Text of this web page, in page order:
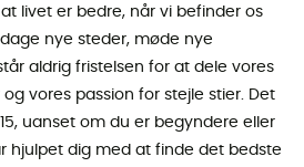
livet er bedre, når vi befinder os
nye steder, møde nye
aldrig fristelsen for at dele vores
vores passion for stejle stier. Det
uanset om du er begyndere eller
hjulpet dig med at finde det bedste